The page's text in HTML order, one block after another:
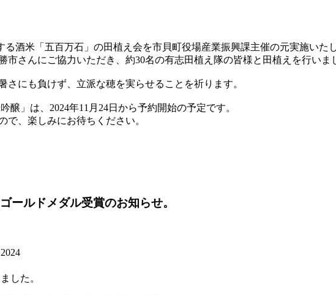
酒米「五百万石」の田植え会を市貝町役場産業振興課主催の元実施いた
さんにご協力いただき、約30名の有志田植え隊の皆様と田植えを行いま
にも負けず、立派な穂を実らせることを祈ります。
」は、2024年11月24日から予約開始の予定です。
で、楽しみにお待ちください。
ルドメダル受賞のお知らせ。
した。